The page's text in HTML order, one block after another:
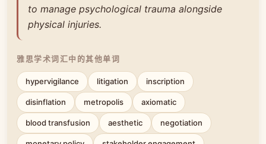
to manage psychological trauma alongside
physical injuries.
雅思学术词汇中的其他单词
hypervigilance litigation inscription
disinflation metropolis axiomatic
blood transfusion aesthetic negotiation